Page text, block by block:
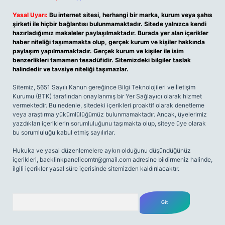
Yasal Uyarı: Bu internet sitesi, herhangi bir marka, kurum veya şahıs
şirketi ile hiçbir bağlantısı bulunmamaktadır. Sitede yalnızca kendi
hazırladığımız makaleler paylaşılmaktadır. Burada yer alan içerikler
haber niteliği taşımamakta olup, gerçek kurum ve kişiler hakkında
paylaşım yapılmamaktadır. Gerçek kurum ve kişiler ile isim
benzerlikleri tamamen tesadüfidir. Sitemizdeki bilgiler taslak
halindedir ve tavsiye niteliği taşımazlar.
Sitemiz, 5651 Sayılı Kanun gereğince Bilgi Teknolojileri ve İletişim
Kurumu (BTK) tarafından onaylanmış bir Yer Sağlayıcı olarak hizmet
vermektedir. Bu nedenle, sitedeki içerikleri proaktif olarak denetleme
veya araştırma yükümlülüğümüz bulunmamaktadır. Ancak, üyelerimiz
yazdıkları içeriklerin sorumluluğunu taşımakta olup, siteye üye olarak
bu sorumluluğu kabul etmiş sayılırlar.
Hukuka ve yasal düzenlemelere aykırı olduğunu düşündüğünüz
içerikleri, backlinkpanelicomtr@gmail.com adresine bildirmeniz halinde,
ilgili içerikler yasal süre içerisinde sitemizden kaldırılacaktır.